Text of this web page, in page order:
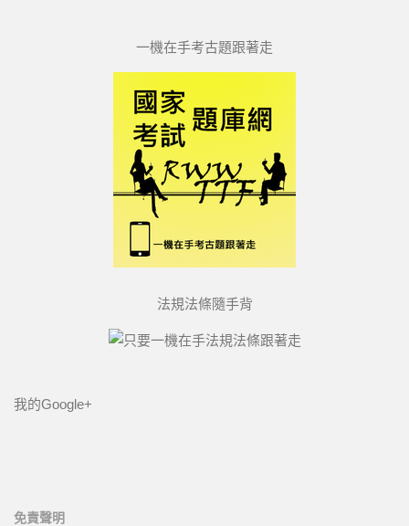
一機在手考古題跟著走
法規法條隨手背
我的Google+
免責聲明